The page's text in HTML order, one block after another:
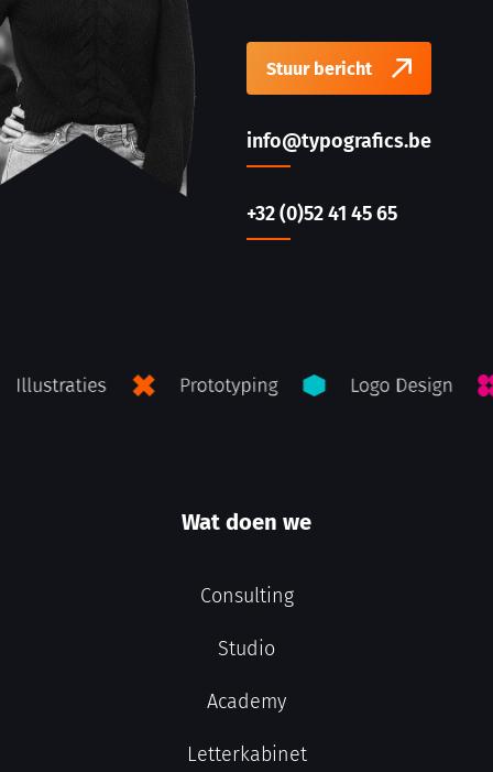
Stuur bericht
info@typografics.be
+32 (0)52 41 45 65
Wat doen we
Consulting
Studio
Academy
Letterkabinet